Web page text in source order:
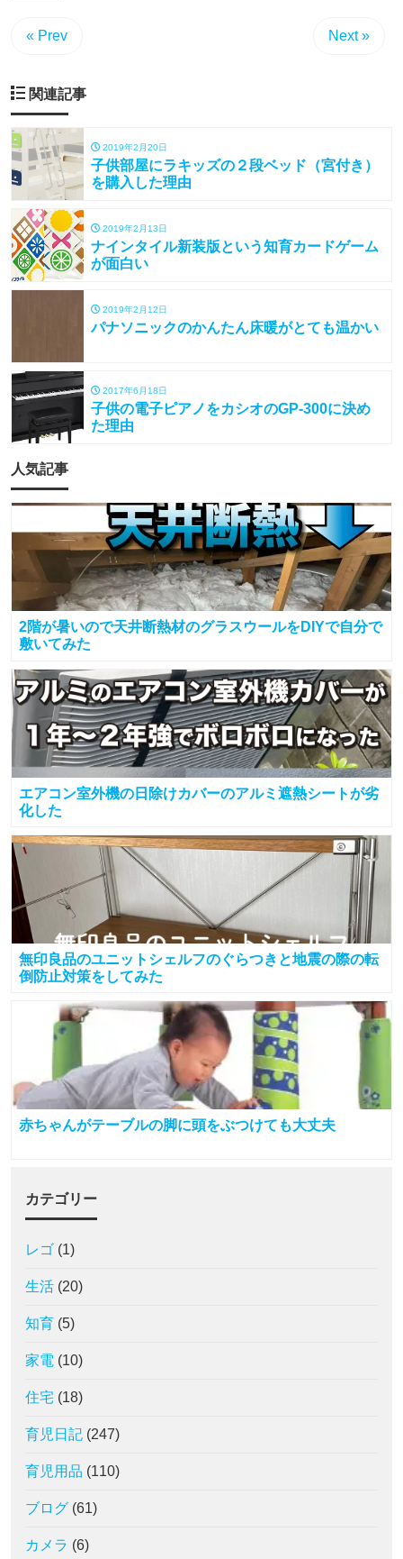
« Prev Next »
関連記事
2019年2月20日
子供部屋にラキッズの２段ベッド（宮付き）
を購入した理由
2019年2月13日
ナインタイル新装版という知育カードゲーム
が面白い
2019年2月12日
パナソニックのかんたん床暖がとても温かい
2017年6月18日
子供の電子ピアノをカシオのGP-300に決め
た理由
人気記事
2階が暑いので天井断熱材のグラスウールをDIYで自分で
敷いてみた
エアコン室外機の日除けカバーのアルミ遮熱シートが劣
化した
無印良品のユニットシェルフのぐらつきと地震の際の転
倒防止対策をしてみた
赤ちゃんがテーブルの脚に頭をぶつけても大丈夫
カテゴリー
レゴ (1)
生活 (20)
知育 (5)
家電 (10)
住宅 (18)
育児日記 (247)
育児用品 (110)
ブログ (61)
カメラ (6)